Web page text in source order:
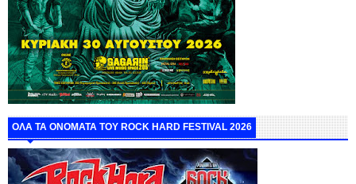
ΟΛΑ ΤΑ ΟΝΟΜΑΤΑ ΤΟΥ ROCK HARD FESTIVAL 2026